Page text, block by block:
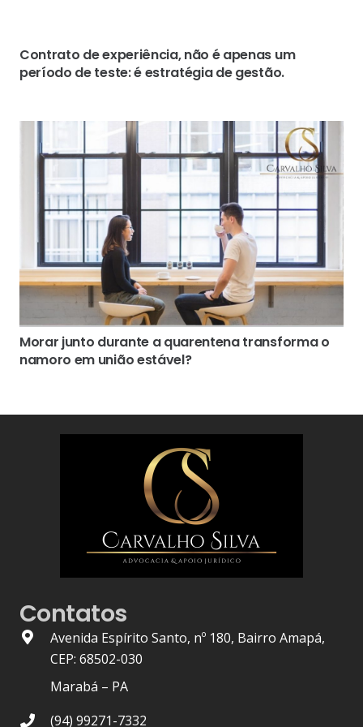
Contrato de experiência, não é apenas um
período de teste: é estratégia de gestão.
Morar junto durante a quarentena transforma o
namoro em união estável?
Contatos
Avenida Espírito Santo, nº 180, Bairro Amapá,
CEP: 68502-030
Marabá – PA
(94) 99271-7332